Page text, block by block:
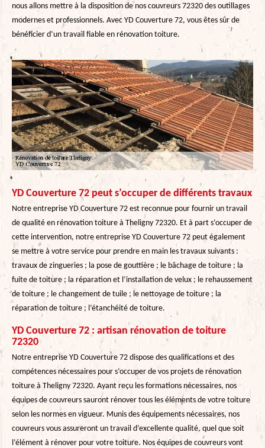
nous allons mettre à la disposition de nos couvreurs 72320 des outillages
modernes et professionnels. Avec YD Couverture 72, vous êtes sûr de
bénéficier d’un travail fiable en rénovation toiture.
YD Couverture 72 peut s’occuper de différents travaux
Notre entreprise YD Couverture 72 est reconnue pour fournir un travail
de qualité en rénovation toiture à Theligny 72320. Et à part s’occuper de
cette intervention, notre entreprise YD Couverture 72 peut également
se mettre à votre service pour prendre en main les travaux suivants :
travaux de zingueries ; la pose de gouttière ; le bâchage de toiture ; la
fuite de toiture ; la réparation et l’installation de velux ; le rehaussement
de toiture ; le changement de tuile ; le nettoyage de toiture ; la
réparation de toiture ; l’étanchéité de toiture.
YD Couverture 72 : artisan rénovation de toiture
72320
Notre entreprise YD Couverture 72 dispose des qualifications et des
compétences nécessaires pour s’occuper de vos projets de rénovation
toiture à Theligny 72320. Ayant reçu les formations nécessaires, nos
équipes de couvreurs sauront rénover tous les éléments de votre toiture
selon les normes en vigueur. Munis des équipements nécessaires, nos
couvreurs vous assureront un travail d’excellente qualité, quel que soit
l’élément à rénover pour votre toiture. Nos équipes de couvreurs vont